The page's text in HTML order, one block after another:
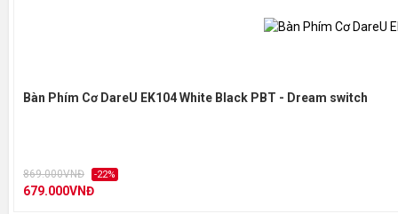
Bàn Phím Cơ DareU EK104 White Black PBT - Dream switch
869.000VNĐ -22%
679.000VNĐ